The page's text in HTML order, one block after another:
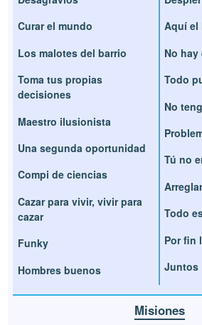
Curar el mundo
Los malotes del barrio
Toma tus propias
decisiones
Maestro ilusionista
Una segunda oportunidad
Compi de ciencias
Cazar para vivir, vivir para
cazar
Funky
Hombres buenos
Aquí el
No
Todo
No
Tú no
Todo
Por fin
Juntos
Misiones